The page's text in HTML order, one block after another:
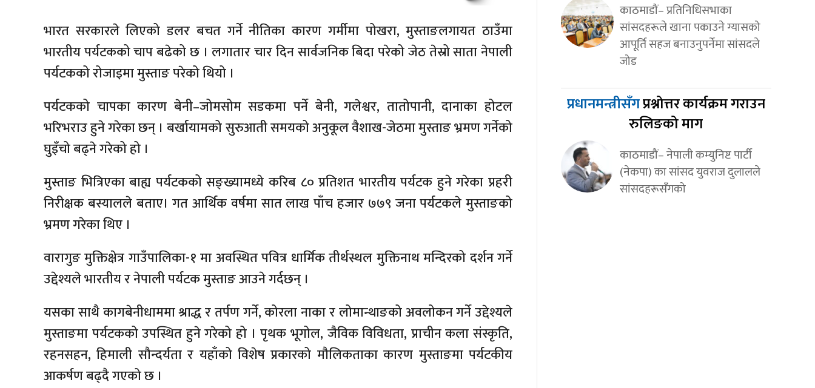
भारत सरकारले लिएको डलर बचत गर्ने नीतिका कारण गर्मीमा पोखरा, मुस्ताङलगायत ठाउँमा
भारतीय पर्यटकको चाप बढेको छ । लगातार चार दिन सार्वजनिक बिदा परेको जेठ तेस्रो साता नेपाली
पर्यटकको रोजाइमा मुस्ताङ परेको थियो ।
पर्यटकको चापका कारण बेनी–जोमसोम सडकमा पर्ने बेनी, गलेश्वर, तातोपानी, दानाका होटल
भरिभराउ हुने गरेका छन् । बर्खायामको सुरुआती समयको अनुकूल वैशाख-जेठमा मुस्ताङ भ्रमण गर्नेको
घुइँचो बढ्ने गरेको हो ।
मुस्ताङ भित्रिएका बाह्य पर्यटकको सङ्ख्यामध्ये करिब ८० प्रतिशत भारतीय पर्यटक हुने गरेका प्रहरी
निरीक्षक बस्यालले बताए। गत आर्थिक वर्षमा सात लाख पाँच हजार ७७९ जना पर्यटकले मुस्ताङको
भ्रमण गरेका थिए ।
वारागुङ मुक्तिक्षेत्र गाउँपालिका-१ मा अवस्थित पवित्र धार्मिक तीर्थस्थल मुक्तिनाथ मन्दिरको दर्शन गर्ने
उद्देश्यले भारतीय र नेपाली पर्यटक मुस्ताङ आउने गर्दछन् ।
यसका साथै कागबेनीधाममा श्राद्ध र तर्पण गर्ने, कोरला नाका र लोमान्थाङको अवलोकन गर्ने उद्देश्यले
मुस्ताङमा पर्यटकको उपस्थित हुने गरेको हो । पृथक भूगोल, जैविक विविधता, प्राचीन कला संस्कृति,
रहनसहन, हिमाली सौन्दर्यता र यहाँको विशेष प्रकारको मौलिकताका कारण मुस्ताङमा पर्यटकीय
आकर्षण बढ्दै गएको छ ।
काठमाडौं– प्रतिनिधिसभाका
सांसदहरूले खाना पकाउने ग्यासको
आपूर्ति सहज बनाउनुपर्नेमा सांसदले
जोड
प्रधानमन्त्रीसँगप्रश्नोत्तर कार्यक्रम गराउन
रुलिङको माग
काठमाडौं– नेपाली कम्युनिष्ट पार्टी
(नेकपा) का सांसद युवराज दुलालले
सांसदहरूसँगको